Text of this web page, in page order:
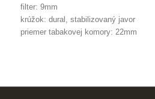
filter: 9mm
krúžok: dural, stabilizovaný javor
priemer tabakovej komory: 22mm